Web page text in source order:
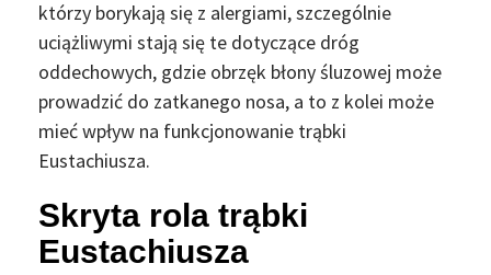
którzy borykają się z alergiami, szczególnie
uciążliwymi stają się te dotyczące dróg
oddechowych, gdzie obrzęk błony śluzowej może
prowadzić do zatkanego nosa, a to z kolei może
mieć wpływ na funkcjonowanie trąbki
Eustachiusza.
Skryta rola trąbki
Eustachiusza